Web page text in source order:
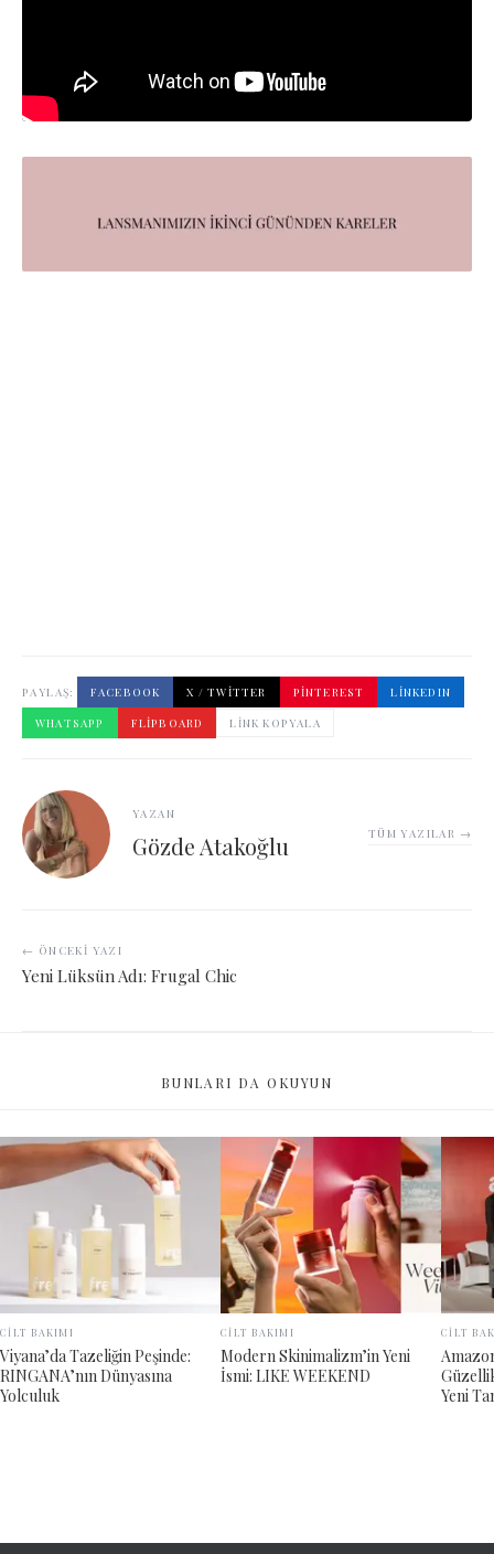
PAYLAŞ: FACEBOOK X / TWITTER PINTEREST
LINKEDIN
WHATSAPP
FLIPBOARD LINK KOPYALA
YAZAN
Gözde Atakoğlu TÜM YAZILAR →
← ÖNCEKI YAZI
Yeni Lüksün Adı: Frugal Chic
BUNLARI DA OKUYUN
CİLT BAKIMI
Viyana’da Tazeliğin Peşinde:
RINGANA’nın Dünyasına
Yolculuk
CİLT BAKIMI
Modern Skinimalizm’in Yeni
İsmi: LIKE WEEKEND
CİLT
Yeni